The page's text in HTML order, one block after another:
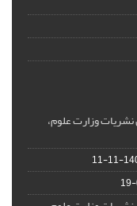
وزارت علوم،